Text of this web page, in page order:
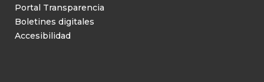
Portal Transparencia
Boletines digitales
Accesibilidad